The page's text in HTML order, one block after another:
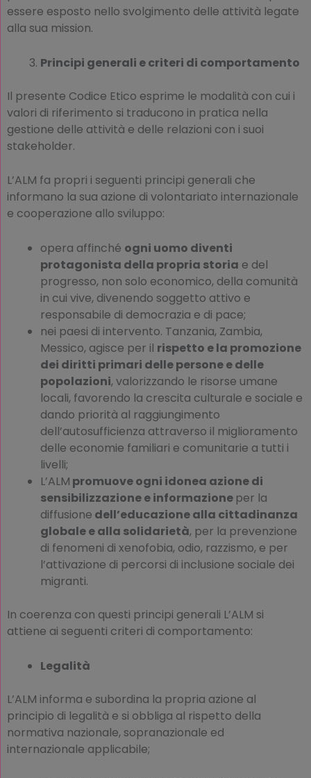
essere esposto nello svolgimento delle attività legate
alla sua mission.
Principi generali e criteri di comportamento
Il presente Codice Etico esprime le modalità con cui i
valori di riferimento si traducono in pratica nella
gestione delle attività e delle relazioni con i suoi
stakeholder.
L’ALM fa propri i seguenti principi generali che
informano la sua azione di volontariato internazionale
e cooperazione allo sviluppo:
opera affinché ogni uomo diventi
protagonista della propria storia e del
progresso, non solo economico, della comunità
in cui vive, divenendo soggetto attivo e
responsabile di democrazia e di pace;
nei paesi di intervento. Tanzania, Zambia,
Messico, agisce per il rispetto e la promozione
dei diritti primari delle persone e delle
popolazioni, valorizzando le risorse umane
locali, favorendo la crescita culturale e sociale e
dando priorità al raggiungimento
dell’autosufficienza attraverso il miglioramento
delle economie familiari e comunitarie a tutti i
livelli;
L’ALM promuove ogni idonea azione di
sensibilizzazione e informazione per la
diffusione dell’educazione alla cittadinanza
globale e alla solidarietà, per la prevenzione
di fenomeni di xenofobia, odio, razzismo, e per
l’attivazione di percorsi di inclusione sociale dei
migranti.
In coerenza con questi principi generali L’ALM si
attiene ai seguenti criteri di comportamento:
Legalità
L’ALM informa e subordina la propria azione al
principio di legalità e si obbliga al rispetto della
normativa nazionale, sopranazionale ed
internazionale applicabile;